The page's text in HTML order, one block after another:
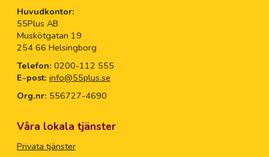
Huvudkontor:
55Plus AB
Muskötgatan 19
254 66 Helsingborg
Telefon: 0200-112 555
E-post: info@55plus.se
Org.nr: 556727-4690
Våra lokala tjänster
Privata tjänster